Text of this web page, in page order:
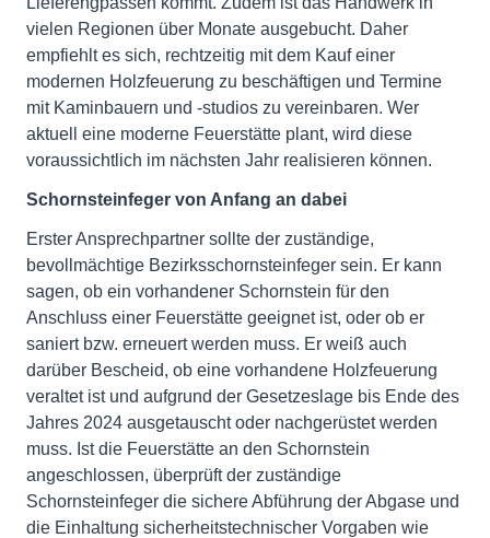
vielen Regionen über Monate ausgebucht. Daher
empfiehlt es sich, rechtzeitig mit dem Kauf einer
modernen Holzfeuerung zu beschäftigen und Termine
mit Kaminbauern und -studios zu vereinbaren. Wer
aktuell eine moderne Feuerstätte plant, wird diese
voraussichtlich im nächsten Jahr realisieren können.
Schornsteinfeger von Anfang an dabei
Erster Ansprechpartner sollte der zuständige,
bevollmächtige Bezirksschornsteinfeger sein. Er kann
sagen, ob ein vorhandener Schornstein für den
Anschluss einer Feuerstätte geeignet ist, oder ob er
saniert bzw. erneuert werden muss. Er weiß auch
darüber Bescheid, ob eine vorhandene Holzfeuerung
veraltet ist und aufgrund der Gesetzeslage bis Ende des
Jahres 2024 ausgetauscht oder nachgerüstet werden
muss. Ist die Feuerstätte an den Schornstein
angeschlossen, überprüft der zuständige
Schornsteinfeger die sichere Abführung der Abgase und
die Einhaltung sicherheitstechnischer Vorgaben wie